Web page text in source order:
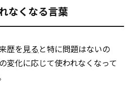
なくなる言葉
歴を 見る と特に問題はないの
変化に応じて使われなくなって